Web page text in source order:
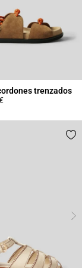
trenzados
from
Rating